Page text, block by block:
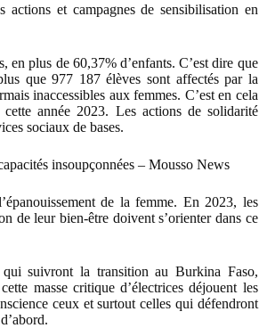
et campagnes de sensibilisation en
en plus de 60,37% d’enfants. C’est dire que
que 977 187 élèves sont affectés par la
inaccessibles aux femmes. C’est en cela
année 2023. Les actions de solidarité
sociaux de bases.
insoupçonnées – Mousso News
de la femme. En 2023, les
de leur bien-être doivent s’orienter dans ce
qui suivront la transition au Burkina Faso,
masse critique d’électrices déjouent les
ceux et surtout celles qui défendront